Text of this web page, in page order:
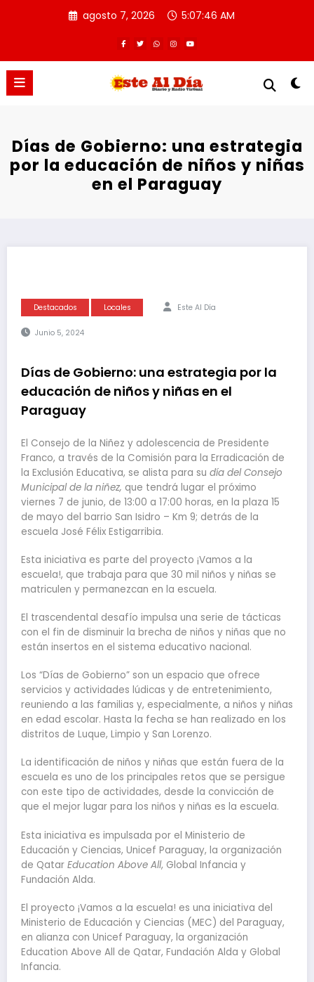
agosto 7, 2026 5:07:47 AM
Días de Gobierno: una estrategia
por la educación de niños y niñas
en el Paraguay
Destacados Locales Este Al Día
Junio 5, 2024
Días de Gobierno: una estrategia por la
educación de niños y niñas en el
Paraguay
El Consejo de la Niñez y adolescencia de Presidente
Franco, a través de la Comisión para la Erradicación de
la Exclusión Educativa, se alista para su día del Consejo
Municipal de la niñez, que tendrá lugar el próximo
viernes 7 de junio, de 13:00 a 17:00 horas, en la plaza 15
de mayo del barrio San Isidro – Km 9; detrás de la
escuela José Félix Estigarribia.
Esta iniciativa es parte del proyecto ¡Vamos a la
escuela!, que trabaja para que 30 mil niños y niñas se
matriculen y permanezcan en la escuela.
El trascendental desafío impulsa una serie de tácticas
con el fin de disminuir la brecha de niños y niñas que no
están insertos en el sistema educativo nacional.
Los “Días de Gobierno” son un espacio que ofrece
servicios y actividades lúdicas y de entretenimiento,
reuniendo a las familias y, especialmente, a niños y niñas
en edad escolar. Hasta la fecha se han realizado en los
distritos de Luque, Limpio y San Lorenzo.
La identificación de niños y niñas que están fuera de la
escuela es uno de los principales retos que se persigue
con este tipo de actividades, desde la convicción de
que el mejor lugar para los niños y niñas es la escuela.
Esta iniciativa es impulsada por el Ministerio de
Educación y Ciencias, Unicef Paraguay, la organización
de Qatar Education Above All, Global Infancia y
Fundación Alda.
El proyecto ¡Vamos a la escuela! es una iniciativa del
Ministerio de Educación y Ciencias (MEC) del Paraguay,
en alianza con Unicef Paraguay, la organización
Education Above All de Qatar, Fundación Alda y Global
Infancia.